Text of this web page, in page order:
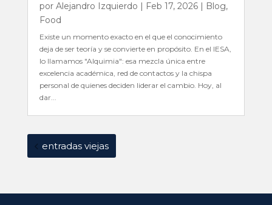
por Alejandro Izquierdo Feb 17, 2026| Blog,
Food
Existe un momento exacto en el que el conocimiento
deja de ser teoría y se convierte en propósito. En el IESA,
lo llamamos "Alquimia": esa mezcla única entre
excelencia académica, red de contactos y la chispa
personal de quienes deciden liderar el cambio. Hoy, al
dar...
entradas viejas